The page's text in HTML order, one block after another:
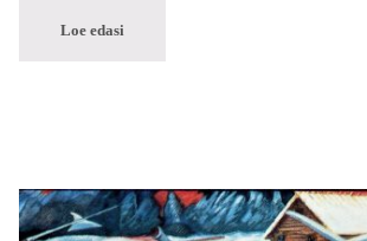
Loe edasi